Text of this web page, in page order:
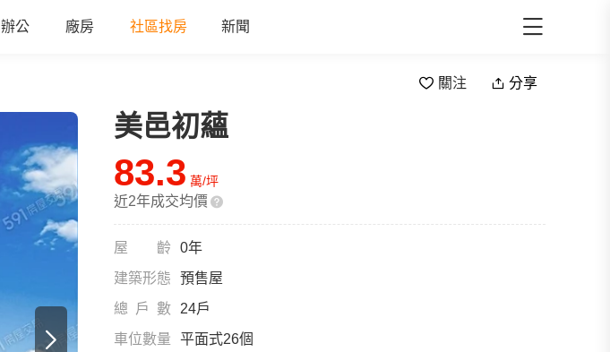
辦公 廠房 社區找房 新聞
關注 分享
all
美邑初蘊
83.3 萬/坪
近2年成交均價
屋齡
0年
建築形態
預售屋
總戶數
24戶
車位數量
平面式26個